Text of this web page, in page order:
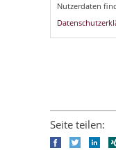
Nutzerdaten
Seite teilen:
FacebookTwitter